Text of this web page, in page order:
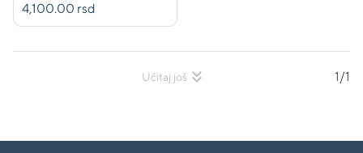
4,100.00 rsd
Učitaj još keyboard_double_arrow_down 1/1